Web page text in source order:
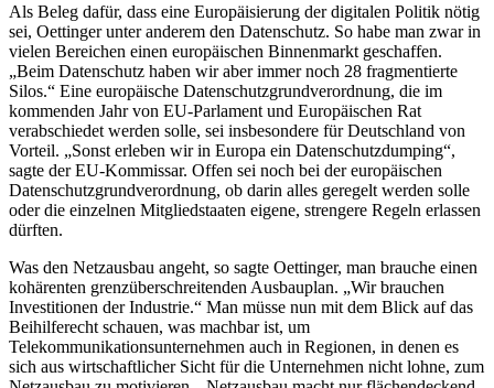
Als Beleg dafür, dass eine Europäisierung der digitalen Politik nötig
sei, Oettinger unter anderem den Datenschutz. So habe man zwar in
vielen Bereichen einen europäischen Binnenmarkt geschaffen.
„Beim Datenschutz haben wir aber immer noch 28 fragmentierte
Silos.“ Eine europäische Datenschutzgrundverordnung, die im
kommenden Jahr von EU-Parlament und Europäischen Rat
verabschiedet werden solle, sei insbesondere für Deutschland von
Vorteil. „Sonst erleben wir in Europa ein Datenschutzdumping“,
sagte der EU-Kommissar. Offen sei noch bei der europäischen
Datenschutzgrundverordnung, ob darin alles geregelt werden solle
oder die einzelnen Mitgliedstaaten eigene, strengere Regeln erlassen
dürften.
Was den Netzausbau angeht, so sagte Oettinger, man brauche einen
kohärenten grenzüberschreitenden Ausbauplan. „Wir brauchen
Investitionen der Industrie.“ Man müsse nun mit dem Blick auf das
Beihilferecht schauen, was machbar ist, um
Telekommunikationsunternehmen auch in Regionen, in denen es
sich aus wirtschaftlicher Sicht für die Unternehmen nicht lohne, zum